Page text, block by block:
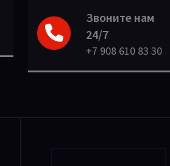
Звоните нам
24/7
+7 908 610 83 30